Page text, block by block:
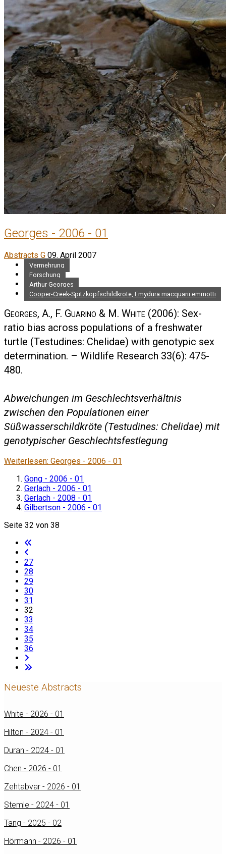
Georges - 2006 - 01
Abstracts G 09. April 2007
Vermehrung
Forschung
Arthur Georges
Cooper-Creek-Spitzkopfschildkröte, Emydura macquarii emmotti
Georges, A., F. Guarino & M. White (2006): Sex-
ratio bias across populations of a freshwater
turtle (Testudines: Chelidae) with genotypic sex
determination. – Wildlife Research 33(6): 475-
480.
Abweichungen im Geschlechtsverhältnis
zwischen den Populationen einer
Süßwasserschildkröte (Testudines: Chelidae) mit
genotypischer Geschlechtsfestlegung
Weiterlesen: Georges - 2006 - 01
Gong - 2006 - 01
Gerlach - 2006 - 01
Gerlach - 2008 - 01
Gilbertson - 2006 - 01
Seite 32 von 38
27
28
29
30
31
32
33
34
35
36
Neueste Abstracts
White - 2026 - 01
Hilton - 2024 - 01
Duran - 2024 - 01
Chen - 2026 - 01
Zehtabvar - 2026 - 01
Stemle - 2024 - 01
Tang - 2025 - 02
Hörmann - 2026 - 01